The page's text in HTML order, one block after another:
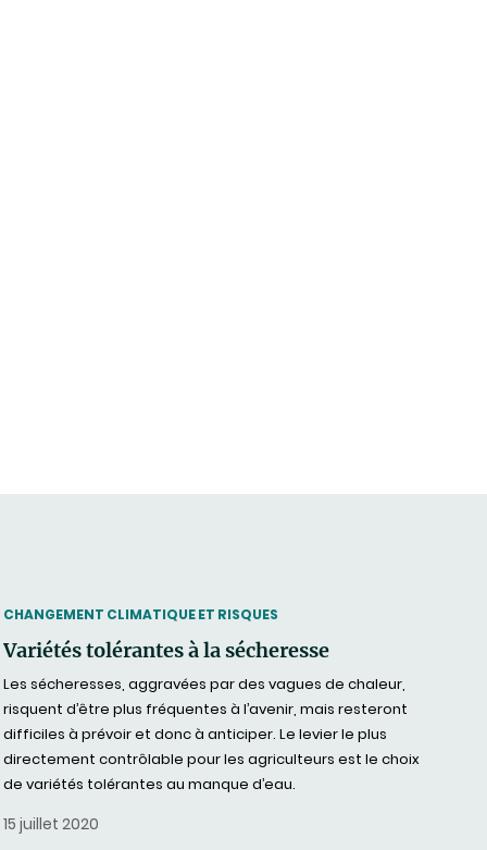
THEMATIC
CHANGEMENT CLIMATIQUE ET RISQUES
Variétés tolérantes à la sécheresse
Les sécheresses, aggravées par des vagues de chaleur,
risquent d’être plus fréquentes à l’avenir, mais resteront
difficiles à prévoir et donc à anticiper. Le levier le plus
directement contrôlable pour les agriculteurs est le choix
de variétés tolérantes au manque d’eau.
15 juillet 2020